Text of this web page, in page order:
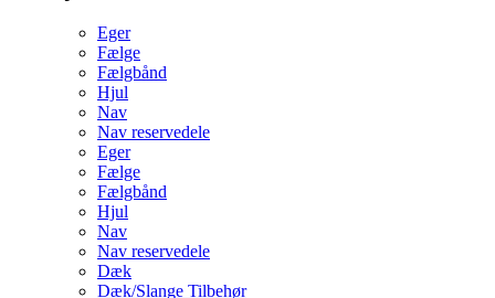
Eger
Fælge
Fælgbånd
Hjul
Nav
Nav reservedele
Eger
Fælge
Fælgbånd
Hjul
Nav
Nav reservedele
Dæk
Dæk/Slange Tilbehør